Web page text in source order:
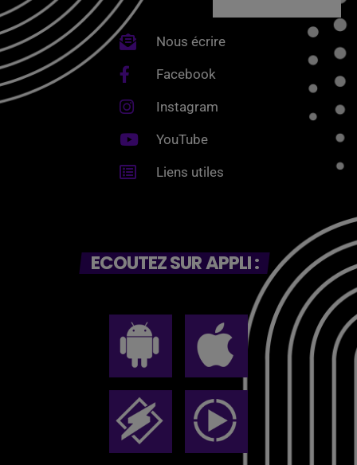
Nous écrire
Facebook
Instagram
YouTube
Liens utiles
ECOUTEZ SUR APPLI :